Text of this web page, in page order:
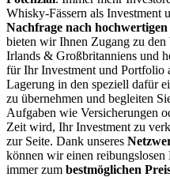
Whisky-Fässern als Investment
Nachfrage nach
bieten wir Ihnen Zugang zu den
Irlands & Großbritanniens und
für Ihr Investment und Portfolio
Lagerung in den speziell dafür
zu übernehmen und begleiten
Aufgaben wie Versicherungen
Zeit wird, Ihr Investment zu
zur Seite. Dank unseres
können wir einen reibungslosen
immer zum bestmöglichen